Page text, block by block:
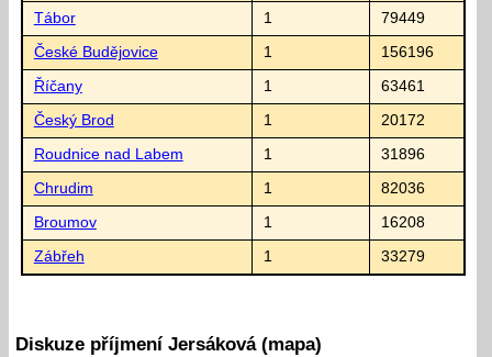
Tábor 1 79449
České Budějovice 1 156196
Říčany 1 63461
Český Brod 1 20172
Roudnice nad Labem 1 31896
Chrudim 1 82036
Broumov 1 16208
Zábřeh 1 33279
Diskuze příjmení Jersáková (mapa)